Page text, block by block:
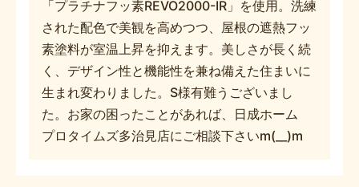
「プラチナフッ素REVO2000-IR」を使用。洗練
された配色で美観を高めつつ、屋根の遮熱フッ
素塗料が室温上昇を抑えます。美しさが長く続
く、デザイン性と機能性を兼ね備えた住まいに
生まれ変わりました。S様有難うございまし
た。お家の困ったことがあれば、日成ホーム
プロタイムズ多治見店にご相談下さいm(__)m